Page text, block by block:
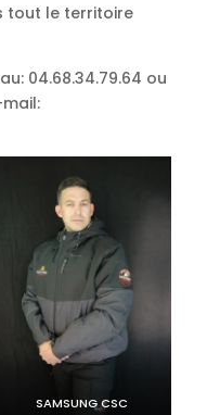
tout le territoire
04.68.34.79.64 ou
SAMSUNG CSC